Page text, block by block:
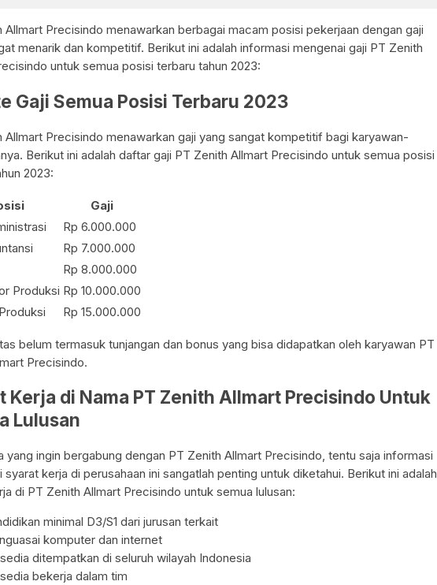
Allmart Precisindo menawarkan berbagai macam posisi pekerjaan dengan gaji
menarik dan kompetitif. Berikut ini adalah informasi mengenai gaji PT Zenith
untuk semua posisi terbaru tahun 2023:
Gaji Semua Posisi Terbaru 2023
Allmart Precisindo menawarkan gaji yang sangat kompetitif bagi karyawan-
Berikut ini adalah daftar gaji PT Zenith Allmart Precisindo untuk semua posisi
2023:
Gaji
Rp 6.000.000
Rp 7.000.000
Rp 8.000.000
Produksi Rp 10.000.000
Rp 15.000.000
belum termasuk tunjangan dan bonus yang bisa didapatkan oleh karyawan PT
Precisindo.
Kerja di Nama PT Zenith Allmart Precisindo Untuk
Lulusan
yang ingin bergabung dengan PT Zenith Allmart Precisindo, tentu saja informasi
syarat kerja di perusahaan ini sangatlah penting untuk diketahui. Berikut ini adalah
di PT Zenith Allmart Precisindo untuk semua lulusan:
minimal D3/S1 dari jurusan terkait
komputer dan internet
ditempatkan di seluruh wilayah Indonesia
bekerja dalam tim